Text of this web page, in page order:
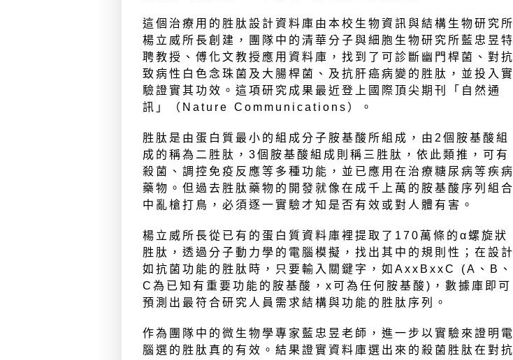
這個治療用的胜肽設計資料庫由本校生物資訊與結構生物研究所
楊立威所長創建，團隊中的清華分子與細胞生物研究所藍忠昱特
聘教授、傅化文教授應用資料庫，找到了可診斷幽門桿菌、對抗
致病性白色念珠菌及大腸桿菌、及抗肝癌病變的胜肽，並投入實
驗證實其功效。這項研究成果最近登上國際頂尖期刊「自然通
訊」（Nature Communications）。
胜肽是由蛋白質最小的組成分子胺基酸所組成，由2個胺基酸組
成的稱為二胜肽，3個胺基酸組成則稱三胜肽，依此類推，可有
殺菌、調控免疫反應等多種功能，並已應用在治療糖尿病等疾病
藥物。但過去胜肽藥物的開發就像在成千上萬的胺基酸序列組合
中亂槍打鳥，必須逐一實驗才知是否有效或對人體有害。
楊立威所長從已有的蛋白質資料庫裡提取了170萬條的α螺旋狀
胜肽，透過分子動力學的電腦模擬，找出其中的規則性；在設計
如抗菌功能的胜肽時，只要輸入關鍵字，如AxxBxxC (A、B、
C為已知有重要功能的胺基酸，x可為任何胺基酸)，數據庫即可
預測出最符合研究人員需求結構與功能的胜肽序列。
作為團隊中的微生物學專家藍忠昱老師，進一步以實驗來證明電
腦選的胜肽真的有效。結果證實資料庫選出來的殺菌胜肽在對抗